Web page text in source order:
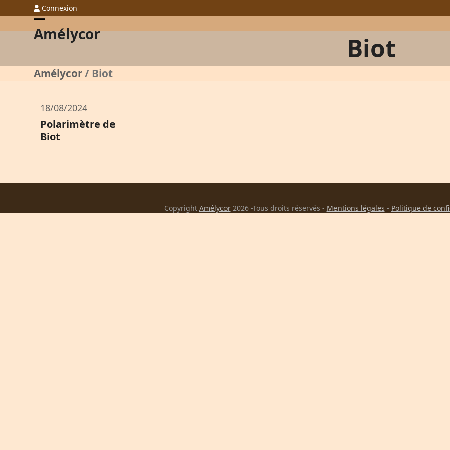
to
content
Connexion
Amélycor
Open
menu
Close
menu
Biot
Amélycor/ Biot
18/08/2024
Polarimètre de
Biot
Copyright Amélycor2026 -Tous droits réservés - Mentions légales - Politique de